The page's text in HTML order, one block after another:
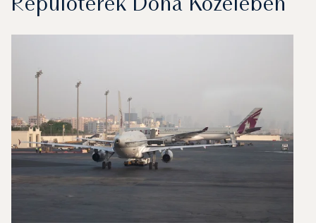
Repülőterek Doha Közelében